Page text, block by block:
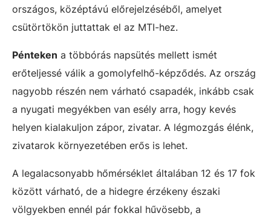
országos, középtávú előrejelzéséből, amelyet
csütörtökön juttattak el az MTI-hez.
Pénteken a többórás napsütés mellett ismét
erőteljessé válik a gomolyfelhő-képződés. Az ország
nagyobb részén nem várható csapadék, inkább csak
a nyugati megyékben van esély arra, hogy kevés
helyen kialakuljon zápor, zivatar. A légmozgás élénk,
zivatarok környezetében erős is lehet.
A legalacsonyabb hőmérséklet általában 12 és 17 fok
között várható, de a hidegre érzékeny északi
völgyekben ennél pár fokkal hűvösebb, a